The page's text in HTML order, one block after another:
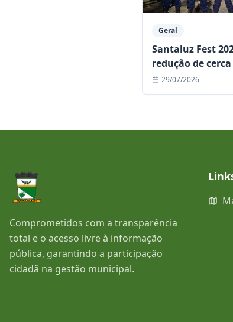
Geral
Santaluz Fest
redução de
ocorrências e
edição mais
29/07/2026
Comprometidos com a transparência
total e o acesso livre à informação
pública, garantindo a participação
cidadã na gestão municipal.